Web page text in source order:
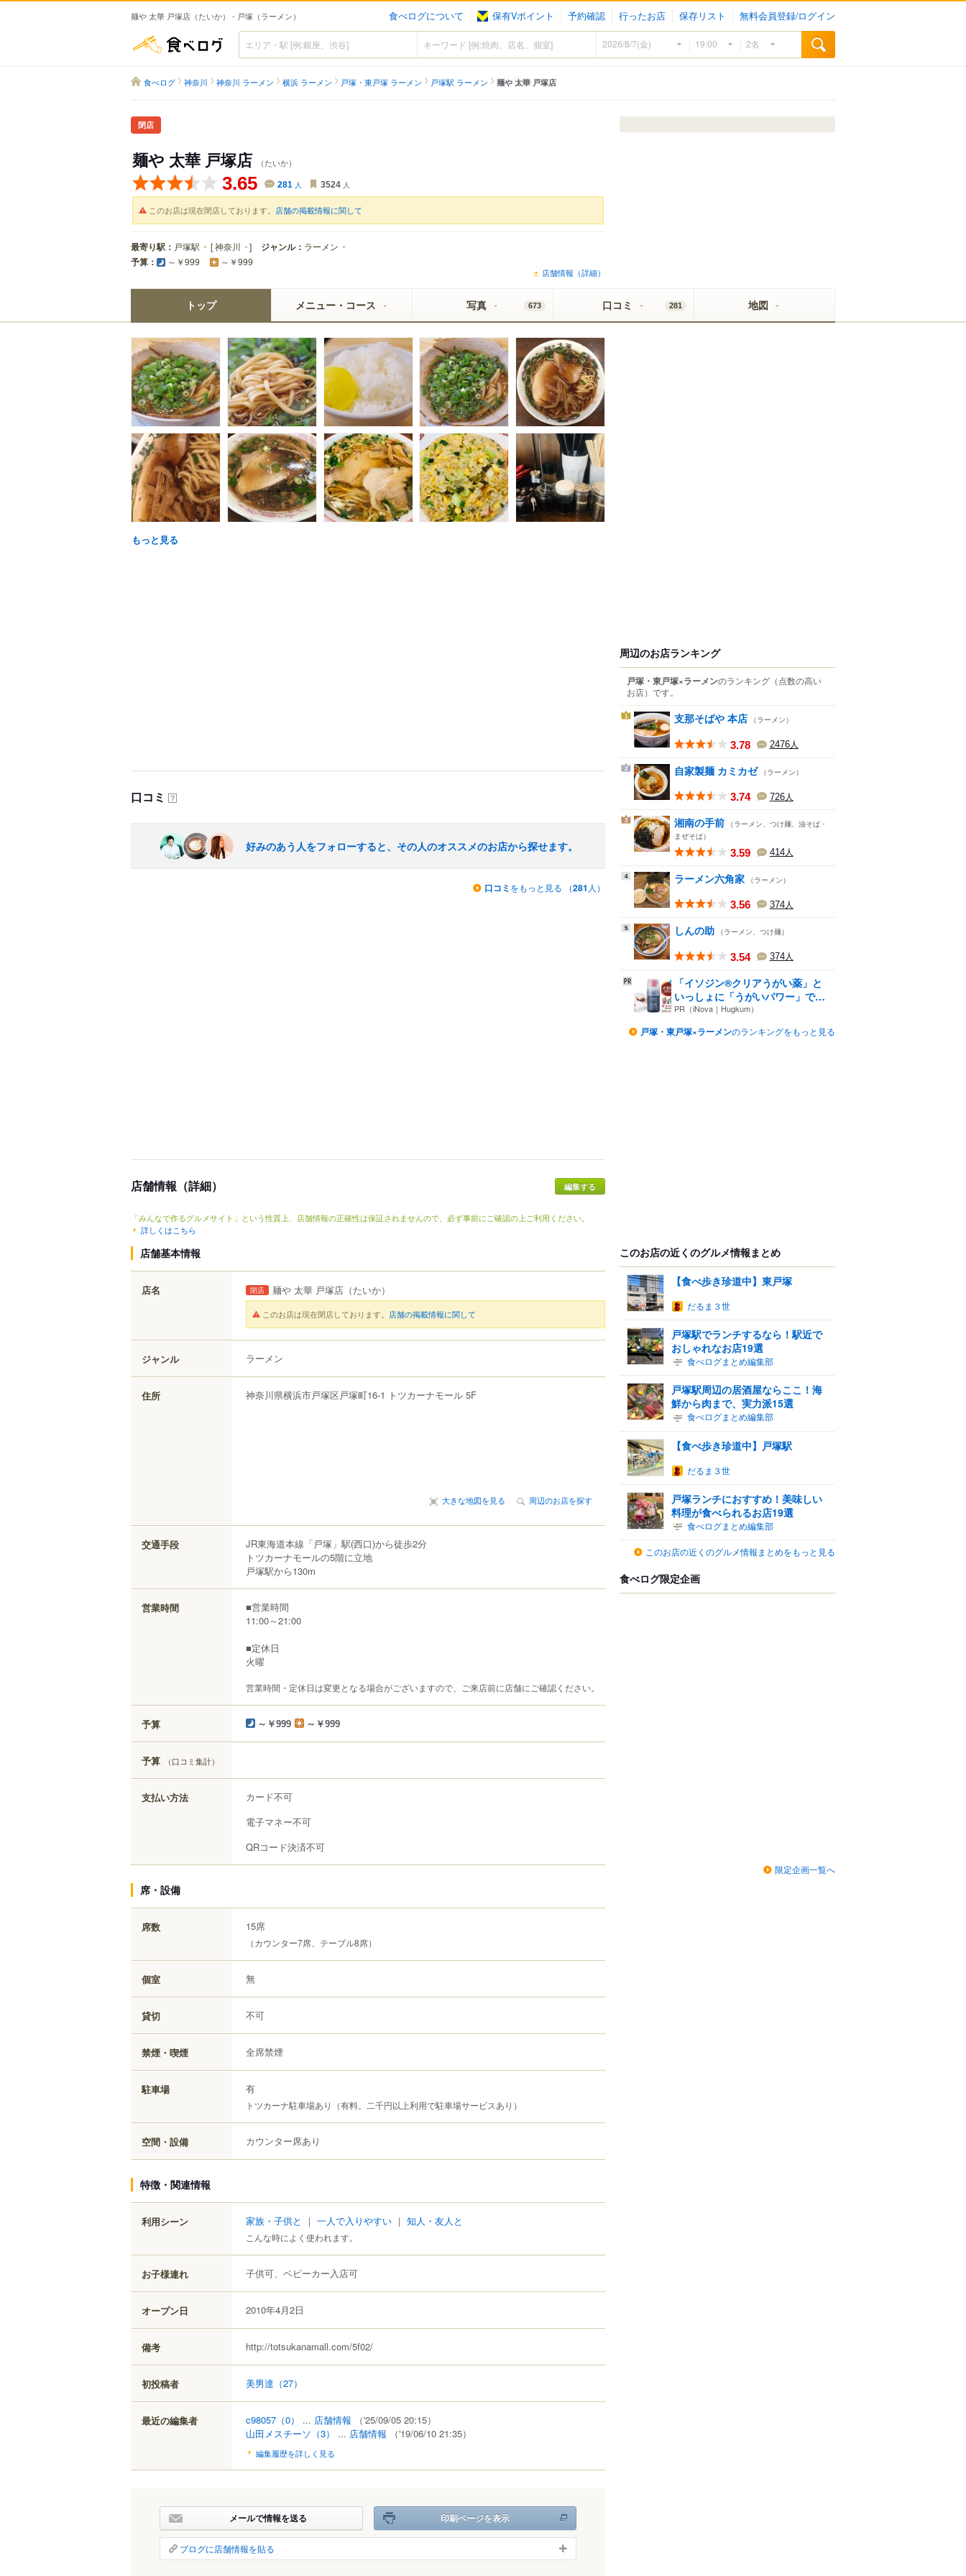
麺や 太華 戸塚店（たいか） - 戸塚（ラーメン） 食べログについて 保有Vポイント 予約確認 行ったお店 保存リスト 無料会員登録/ログイン
食べログ
食べログ 神奈川 神奈川 ラーメン 横浜 ラーメン 戸塚・東戸塚 ラーメン 戸塚駅 ラーメン 麺や 太華 戸塚店
閉店
麺や 太華 戸塚店 （たいか）
3.65 281 人 3524 人
このお店は現在閉店しております。 店舗の掲載情報に関して
最寄り駅： 戸塚駅 [神奈川 ] ジャンル： ラーメン
予算： ～￥999 ～￥999
店舗情報（詳細）
トップ メニュー・コース 写真 673 口コミ 281 地図
もっと見る
口コミ ？
好みのあう人をフォローすると、その人のオススメのお店から探せます。
口コミ をもっと見る （281 人）
店舗情報（詳細） 編集する
「みんなで作るグルメサイト」という性質上、店舗情報の正確性は保証されませんので、必ず事前にご確認の上ご利用ください。
詳しくはこちら
店舗基本情報
店名 閉店 麺や 太華 戸塚店 （たいか）
このお店は現在閉店しております。 店舗の掲載情報に関して
ジャンル ラーメン
住所 神奈川県横浜市戸塚区戸塚町16-1 トツカーナモール 5F
大きな地図を見る 周辺のお店を探す
交通手段
JR東海道本線「戸塚」駅(西口)から徒歩2分
トツカーナモールの5階に立地
戸塚駅から130m
営業時間
■営業時間
11:00～21:00
■定休日
火曜
営業時間・定休日は変更となる場合がございますので、ご来店前に店舗にご確認ください。
予算 ～￥999 ～￥999
予算 （口コミ集計）
支払い方法
カード不可
電子マネー不可
QRコード決済不可
席・設備
席数 15席
（カウンター7席、テーブル8席）
個室 無
貸切 不可
禁煙・喫煙 全席禁煙
駐車場 有
トツカーナ駐車場あり（有料。二千円以上利用で駐車場サービスあり）
空間・設備 カウンター席あり
特徴・関連情報
利用シーン 家族・子供と ｜ 一人で入りやすい ｜ 知人・友人と
こんな時によく使われます。
お子様連れ 子供可、ベビーカー入店可
オープン日 2010年4月2日
備考 http://totsukanamall.com/5f02/
初投稿者 美男達 （27）
最近の編集者 c98057 （0） ... 店舗情報
（'25/09/05 20:15）
山田メスチーソ （3） ... 店舗情報 （'19/06/10 21:35）
編集履歴を詳しく見る
メールで情報を送る 印刷ページを表示
ブログに店舗情報を貼る
周辺のお店ランキング
戸塚・東戸塚×ラーメンのランキング （点数の高い
お店） です。
1 支那そばや 本店 （ラーメン）
3.78 2476人
2 自家製麺 カミカゼ （ラーメン）
3.74 726人
3 湘南の手前 （ラーメン、つけ麺、油そば・
まぜそば）
3.59 414人
4 ラーメン六角家 （ラーメン）
3.56 374人
5 しんの助 （ラーメン、つけ麺）
3.54 374人
「イソジン®クリアうがい薬」と
いっしょに「うがいパワー」で
一...
PR（iNova｜Hugkum）
戸塚・東戸塚×ラーメンのランキングをもっと見る
このお店の近くのグルメ情報まとめ
【食べ歩き珍道中】東戸塚
だるま３世
戸塚駅でランチするなら！駅近で
おしゃれなお店19選
食べログまとめ編集部
戸塚駅周辺の居酒屋ならここ！海
鮮から肉まで、実力派15選
食べログまとめ編集部
【食べ歩き珍道中】戸塚駅
だるま３世
戸塚ランチにおすすめ！美味しい
料理が食べられるお店19選
食べログまとめ編集部
このお店の近くのグルメ情報まとめをもっと見る
食べログ限定企画
限定企画一覧へ